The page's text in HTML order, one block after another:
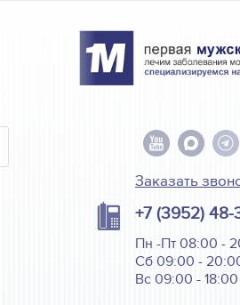
Заказать
+7 (3952)
Пн -Пт 08:00 -
Сб 09:00 -
Вс 09:00 - 18:00